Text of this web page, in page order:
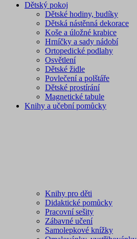
Dětský pokoj
Dětské hodiny, budíky
Dětská nástěnná dekorace
Koše a úložné krabice
Hrníčky a sady nádobí
Ortopedické podlahy
Osvětlení
Dětské židle
Povlečení a polštáře
Dětské prostírání
Magnetické tabule
Knihy a učební pomůcky
Knihy pro děti
Didaktické pomůcky
Pracovní sešity
Zábavné učení
Samolepkové knížky